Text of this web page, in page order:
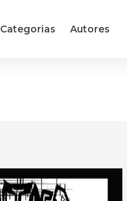
Categorias Autores